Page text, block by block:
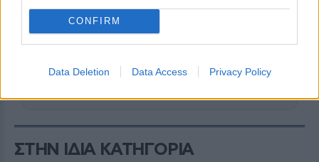
CONFIRM
Data Deletion Data Access Privacy Policy
Δείτε περισσότερα άρθρα μας στα αποτελέσματα
ΣΤΗΝ ΙΔΙΑ ΚΑΤΗΓΟΡΙΑ